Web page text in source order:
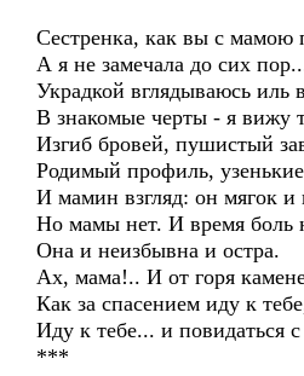
Сестренка, как вы с мамою
А я не замечала до сих
Украдкой вглядываюсь иль
В знакомые черты - я вижу
Изгиб бровей, пушистый
Родимый профиль,
И мамин взгляд: он мягок и
Но мамы нет. И время боль
Она и неизбывна и остра.
Ах, мама!.. И от горя
Как за спасением иду к
Иду к тебе... и повидаться
***